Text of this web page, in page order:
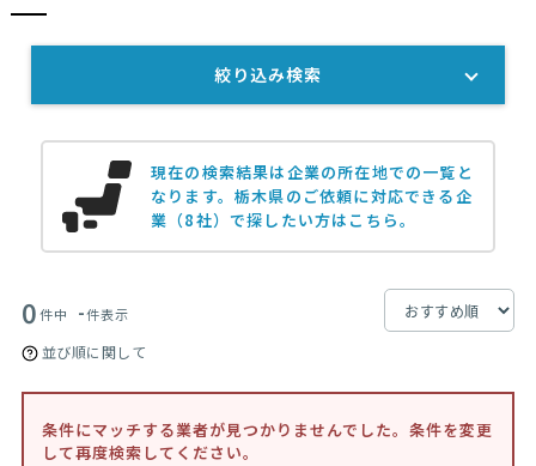
現在の検索結果は企業の所在地での一覧と
なります。栃木県のご依頼に対応できる企
業（8社）で探したい方はこちら。
0件中 -件表示
並び順に関して
条件にマッチする業者が見つかりませんでした。条件を変更
して再度検索してください。
絞り込み検索